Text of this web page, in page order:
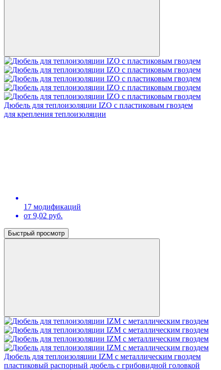
Дюбель для теплоизоляции IZО с пластиковым гвоздем
для крепления теплоизоляции
17 модификаций
от 9,02 руб.
Быстрый просмотр
Дюбель для теплоизоляции IZM c металлическим гвоздем
пластиковый распорный дюбель с грибовидной головкой